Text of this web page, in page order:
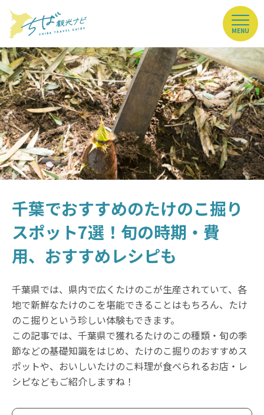
MENU
千葉でおすすめのたけのこ掘り
スポット7選！旬の時期・費
用、おすすめレシピも
千葉県では、県内で広くたけのこが生産されていて、各
地で新鮮なたけのこを堪能できることはもちろん、たけ
のこ掘りという珍しい体験もできます。
この記事では、千葉県で獲れるたけのこの種類・旬の季
節などの基礎知識をはじめ、たけのこ掘りのおすすめス
ポットや、おいしいたけのこ料理が食べられるお店・レ
シピなどもご紹介しますね！